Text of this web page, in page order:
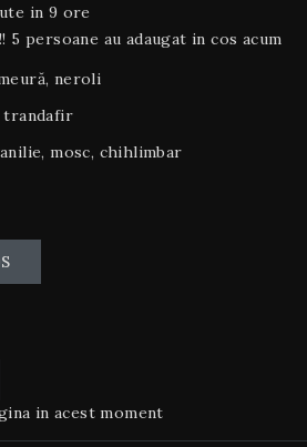
in 9 ore
5 persoane au adaugat in cos acum
neroli
trandafir
mosc, chihlimbar
in acest moment